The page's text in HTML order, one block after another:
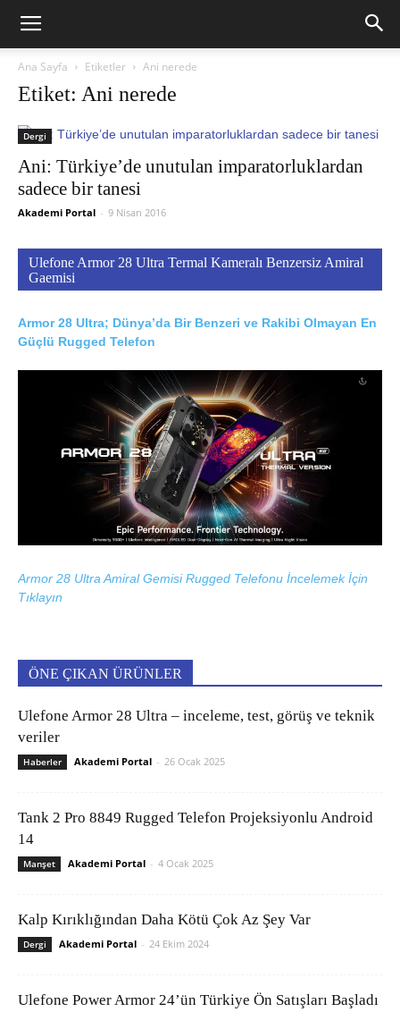
Ana Sayfa Etiketler Ani nerede
Etiket: Ani nerede
Dergi
Ani: Türkiye’de unutulan imparatorluklardan
sadece bir tanesi
Akademi Portal - 9 Nisan 2016
Ulefone Armor 28 Ultra Termal Kameralı Benzersiz Amiral
Gaemisi
Armor 28 Ultra; Dünya’da Bir Benzeri ve Rakibi Olmayan En
Güçlü Rugged Telefon
Armor 28 Ultra Amiral Gemisi Rugged Telefonu İncelemek İçin
Tıklayın
ÖNE ÇIKAN ÜRÜNLER
Ulefone Armor 28 Ultra – inceleme, test, görüş ve teknik
veriler
Haberler Akademi Portal - 26 Ocak 2025
Tank 2 Pro 8849 Rugged Telefon Projeksiyonlu Android
14
Manşet Akademi Portal - 4 Ocak 2025
Kalp Kırıklığından Daha Kötü Çok Az Şey Var
Dergi Akademi Portal - 24 Ekim 2024
Ulefone Power Armor 24’ün Türkiye Ön Satışları Başladı